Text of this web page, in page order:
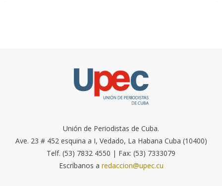
Unión de Periodistas de Cuba.
Ave. 23 # 452 esquina a I, Vedado, La Habana Cuba (10400)
Telf. (53) 7832 4550 | Fax: (53) 7333079
Escríbanos a redaccion@upec.cu